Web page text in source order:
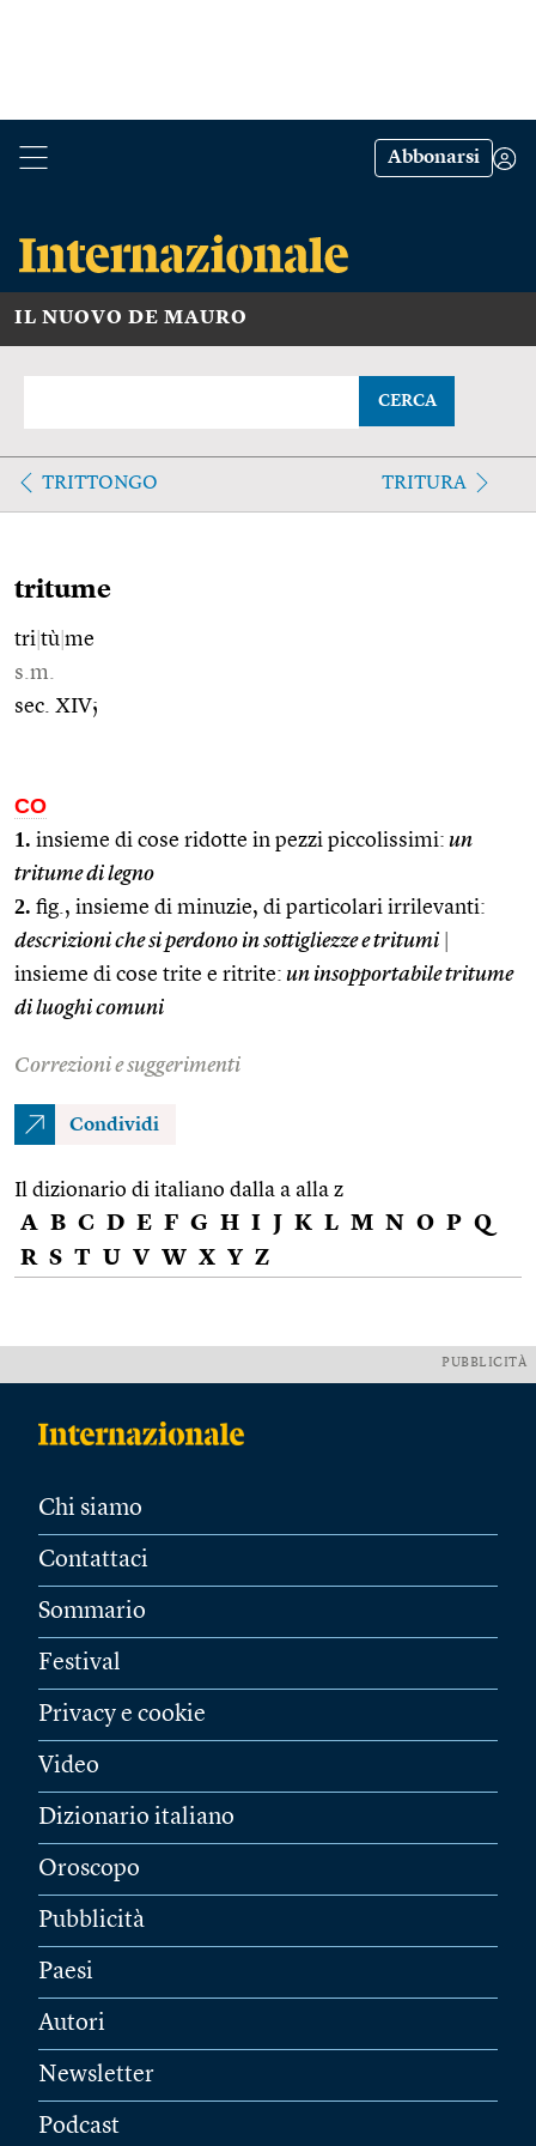
Abbonarsi
IL NUOVO DE MAURO
CERCA
TRITTONGO TRITURA
tritume
tri tù me
s.m.
sec. XIV;
CO
1. insieme di cose ridotte in pezzi piccolissimi: un
tritume di legno
2. fig., insieme di minuzie, di particolari irrilevanti:
descrizioni che si perdono in sottigliezze e tritumi
insieme di cose trite e ritrite: un insopportabile tritume
di luoghi comuni
Correzioni e suggerimenti
Condividi
Il dizionario di italiano dalla a alla z
A B C D E F G H I J K L M N O P Q
R S T U V W X Y Z
PUBBLICITÀ
Chi siamo
Contattaci
Sommario
Festival
Privacy e cookie
Video
Dizionario italiano
Oroscopo
Pubblicità
Paesi
Autori
Newsletter
Podcast